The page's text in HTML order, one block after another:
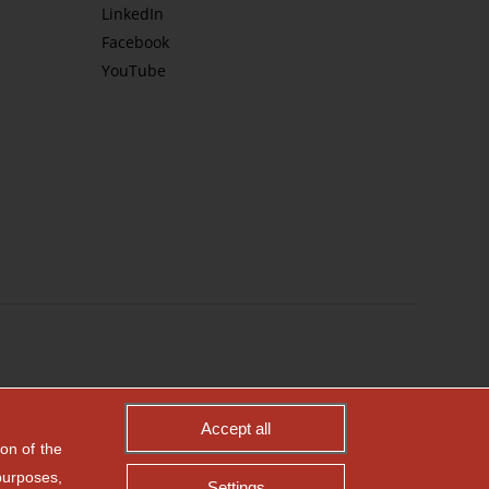
LinkedIn
Facebook
YouTube
of the
Accept all